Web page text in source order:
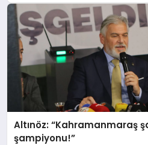
Altınöz: “Kahramanmaraş
şampiyonu!”